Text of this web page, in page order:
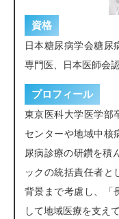
資格
日本糖尿病学会糖尿
専門医、日本医師会
プロフィール
東京医科大学医学部
センターや地域中核
尿病診療の研鑽を積
ックの統括責任者と
背景まで考慮し、「
して地域医療を支えて